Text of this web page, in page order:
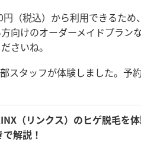
（税込）から利用できるた
向けのオーダーメイドプラン
さいね。
スタッフが体験しました。予
（リンクス）のヒゲ脱毛を
で解説！